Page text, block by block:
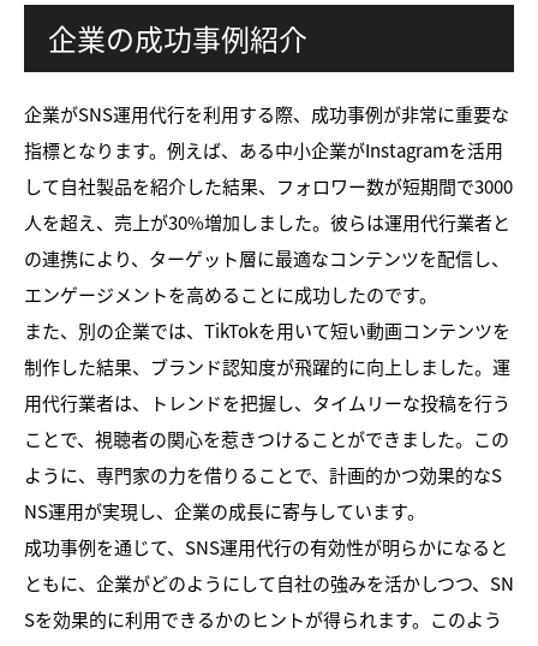
企業の成功事例紹介
企業がSNS運用代行を利用する際、成功事例が非常に重要な
指標となります。例えば、ある中小企業がInstagramを活用
して自社製品を紹介した結果、フォロワー数が短期間で3000
人を超え、売上が30%増加しました。彼らは運用代行業者と
の連携により、ターゲット層に最適なコンテンツを配信し、
エンゲージメントを高めることに成功したのです。
また、別の企業では、TikTokを用いて短い動画コンテンツを
制作した結果、ブランド認知度が飛躍的に向上しました。運
用代行業者は、トレンドを把握し、タイムリーな投稿を行う
ことで、視聴者の関心を惹きつけることができました。この
ように、専門家の力を借りることで、計画的かつ効果的なS
NS運用が実現し、企業の成長に寄与しています。
成功事例を通じて、SNS運用代行の有効性が明らかになると
ともに、企業がどのようにして自社の強みを活かしつつ、SN
Sを効果的に利用できるかのヒントが得られます。このよう